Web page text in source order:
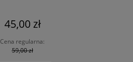
45,00 zł
Cena regularna:
59,00 zł